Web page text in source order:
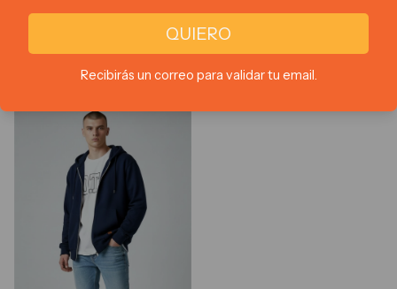
Más vendidos
QUIERO
Recibirás un correo para validar tu email.